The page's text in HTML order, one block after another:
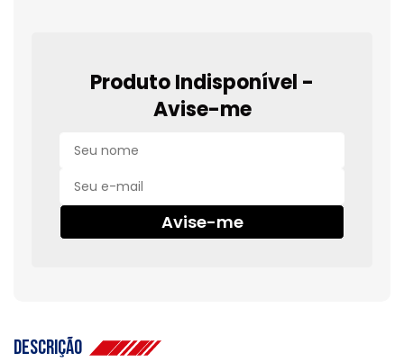
Produto Indisponível -
Avise-me
Avise-me
Descrição